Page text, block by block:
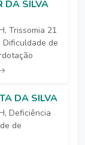
DA SILVA
Trissomia 21
Dificuldade de
DA SILVA
Deficiência
de